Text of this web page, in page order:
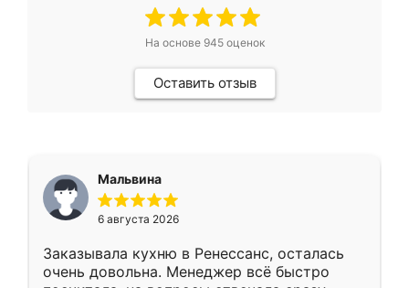
На основе 945оценок
Оставить отзыв
Мальвина
6 августа 2026
Заказывала кухню в Ренессанс, осталась
очень довольна. Менеджер всё быстро